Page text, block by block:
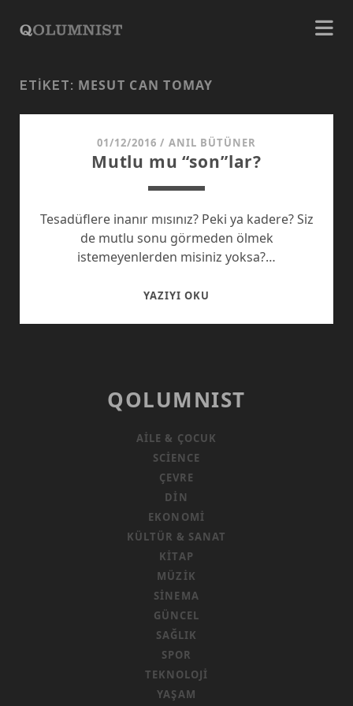
ETIKET: MESUT CAN TOMAY
01/12/2016 / ANIL BÜTÜNER
Mutlu mu “son”lar?
Tesadüflere inanır mısınız? Peki ya kadere? Siz
de mutlu sonu görmeden ölmek
istemeyenlerden misiniz yoksa?…
YAZIYI OKU
QOLUMNIST
AILE & ÇOCUK
SCIENCE
ÇEVRE
DIN
EKONOMI
KÜLTÜR & SANAT
KITAP
MÜZIK
SINEMA
GÜNCEL
SAĞLIK
SPOR
TEKNOLOJI
YAŞAM